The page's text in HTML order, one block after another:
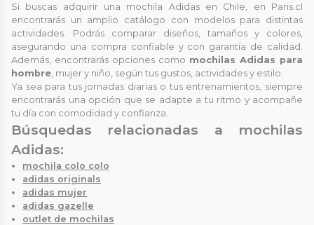
Si buscas adquirir una mochila Adidas en Chile, en Paris.cl
encontrarás un amplio catálogo con modelos para distintas
actividades. Podrás comparar diseños, tamaños y colores,
asegurando una compra confiable y con garantía de calidad.
Además, encontrarás opciones como mochilas Adidas para
hombre , mujer y niño, según tus gustos, actividades y estilo.
Ya sea para tus jornadas diarias o tus entrenamientos, siempre
encontrarás una opción que se adapte a tu ritmo y acompañe
tu día con comodidad y confianza.
Búsquedas relacionadas a mochilas
Adidas:
mochila colo colo
adidas originals
adidas mujer
adidas gazelle
outlet de mochilas